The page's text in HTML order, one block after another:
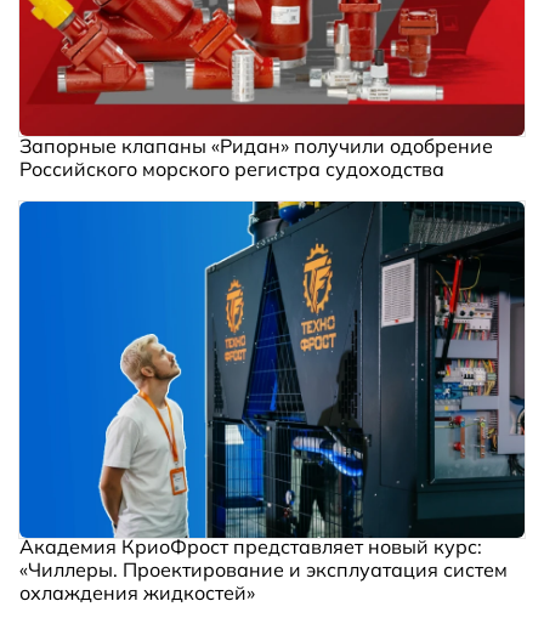
Запорные клапаны «Ридан» получили одобрение
Российского морского регистра судоходства
Академия КриоФрост представляет новый курс:
«Чиллеры. Проектирование и эксплуатация систем
охлаждения жидкостей»